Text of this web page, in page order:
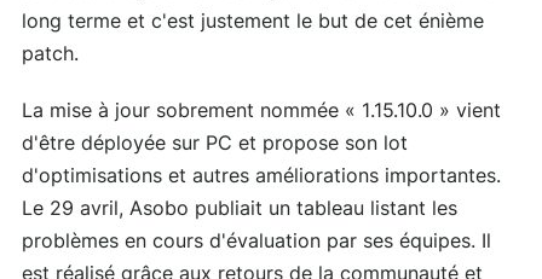
long terme et c'est justement le but de cet énième
patch.
La mise à jour sobrement nommée « 1.15.10.0 » vient
d'être déployée sur PC et propose son lot
d'optimisations et autres améliorations importantes.
Le 29 avril, Asobo publiait un tableau listant les
problèmes en cours d'évaluation par ses équipes. Il
est réalisé grâce aux retours de la communauté et